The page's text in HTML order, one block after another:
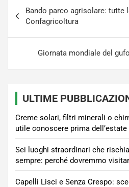
articoli
Bando parco agrisolare: tutte
Confagricoltura
Giornata mondiale del
ULTIME
Creme solari, filtri minerali o
utile conoscere prima dell’estate
Sei luoghi straordinari che
sempre: perché dovremmo
Capelli Lisci e Senza Crespo: